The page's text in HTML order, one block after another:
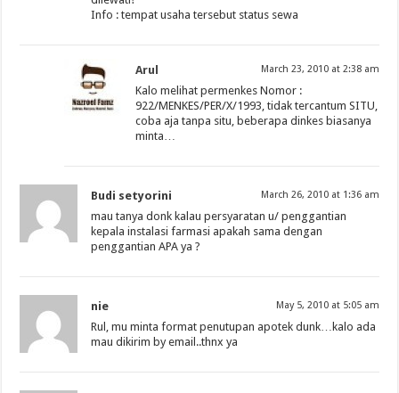
Info : tempat usaha tersebut status sewa
Arul March 23, 2010 at 2:38 am
Kalo melihat permenkes Nomor :
922/MENKES/PER/X/1993, tidak tercantum SITU,
coba aja tanpa situ, beberapa dinkes biasanya
minta…
Budi setyorini March 26, 2010 at 1:36 am
mau tanya donk kalau persyaratan u/ penggantian
kepala instalasi farmasi apakah sama dengan
penggantian APA ya ?
nie May 5, 2010 at 5:05 am
Rul, mu minta format penutupan apotek dunk…kalo ada
mau dikirim by email..thnx ya